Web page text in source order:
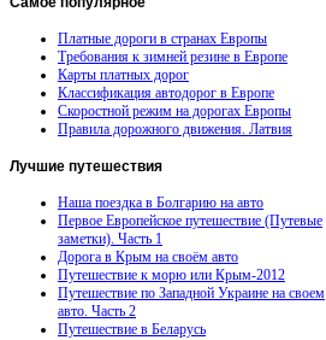
Платные дороги в странах Европы
Требования к зимней резине в Европе
Карты платных дорог
Классификация автодорог в Европе
Скоростной режим на дорогах Европы
Правила дорожного движения. Латвия
Лучшие путешествия
Наша поездка в Болгарию на авто
Первое Европейское путешествие (Путевые
заметки). Часть 1
Дорога в Крым на своём авто
Путешествие к морю или Крым-2012
Путешествие по Западной Украине на своем
авто. Часть 2
Путешествие в Беларусь